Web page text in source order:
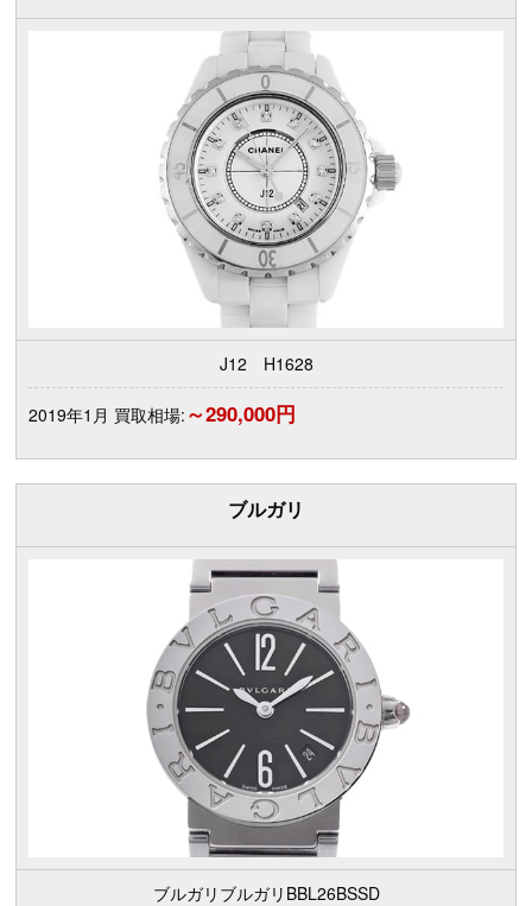
J12 H1628
2019年1月 買取相場: ～290,000円
ブルガリ
ブルガリブルガリBBL26BSSD